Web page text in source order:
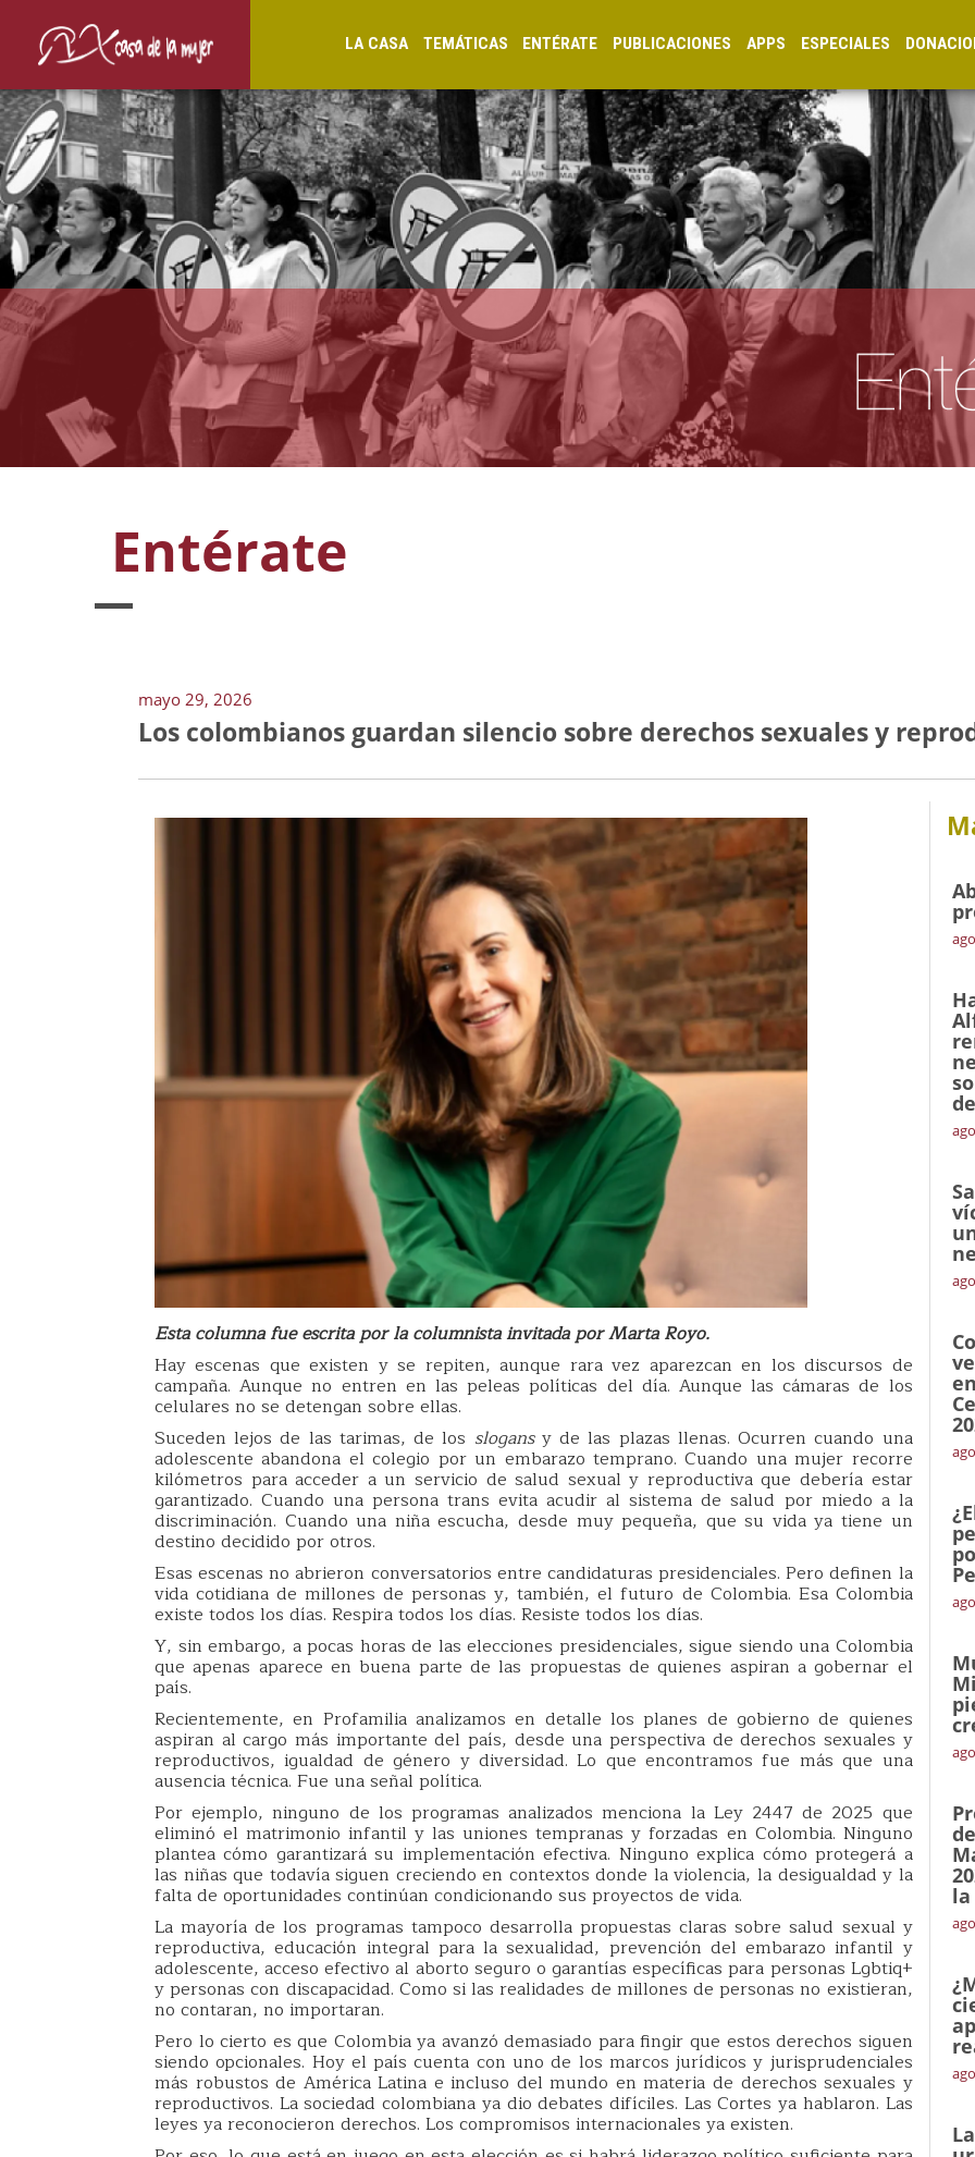
LA CASA TEMÁTICAS ENTÉRATE PUBLICACIONES APPS ESPECIALES
Entérate
mayo 29, 2026
Los colombianos guardan silencio sobre derechos sexuales y
Esta columna fue escrita por la columnista invitada por Marta Royo.
Hay escenas que existen y se repiten, aunque rara vez aparezcan en los discursos de
campaña. Aunque no entren en las peleas políticas del día. Aunque las cámaras de los
celulares no se detengan sobre ellas.
Suceden lejos de las tarimas, de los slogans y de las plazas llenas. Ocurren cuando una
adolescente abandona el colegio por un embarazo temprano. Cuando una mujer recorre
kilómetros para acceder a un servicio de salud sexual y reproductiva que debería estar
garantizado. Cuando una persona trans evita acudir al sistema de salud por miedo a la
discriminación. Cuando una niña escucha, desde muy pequeña, que su vida ya tiene un
destino decidido por otros.
Esas escenas no abrieron conversatorios entre candidaturas presidenciales. Pero definen la
vida cotidiana de millones de personas y, también, el futuro de Colombia. Esa Colombia
existe todos los días. Respira todos los días. Resiste todos los días.
Y, sin embargo, a pocas horas de las elecciones presidenciales, sigue siendo una Colombia
que apenas aparece en buena parte de las propuestas de quienes aspiran a gobernar el
país.
Recientemente, en Profamilia analizamos en detalle los planes de gobierno de quienes
aspiran al cargo más importante del país, desde una perspectiva de derechos sexuales y
reproductivos, igualdad de género y diversidad. Lo que encontramos fue más que una
ausencia técnica. Fue una señal política.
Por ejemplo, ninguno de los programas analizados menciona la Ley 2447 de 2025 que
eliminó el matrimonio infantil y las uniones tempranas y forzadas en Colombia. Ninguno
plantea cómo garantizará su implementación efectiva. Ninguno explica cómo protegerá a
las niñas que todavía siguen creciendo en contextos donde la violencia, la desigualdad y la
falta de oportunidades continúan condicionando sus proyectos de vida.
La mayoría de los programas tampoco desarrolla propuestas claras sobre salud sexual y
reproductiva, educación integral para la sexualidad, prevención del embarazo infantil y
adolescente, acceso efectivo al aborto seguro o garantías específicas para personas Lgbtiq+
y personas con discapacidad. Como si las realidades de millones de personas no existieran,
no contaran, no importaran.
Pero lo cierto es que Colombia ya avanzó demasiado para fingir que estos derechos siguen
siendo opcionales. Hoy el país cuenta con uno de los marcos jurídicos y jurisprudenciales
más robustos de América Latina e incluso del mundo en materia de derechos sexuales y
reproductivos. La sociedad colombiana ya dio debates difíciles. Las Cortes ya hablaron. Las
leyes ya reconocieron derechos. Los compromisos internacionales ya existen.
la